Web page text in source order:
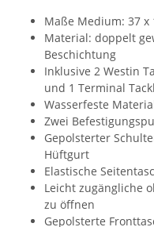
Maße Medium: 37 x
Material: doppelt
Beschichtung
Inklusive 2 Westin
und 1 Terminal
Wasserfeste
Zwei
Gepolsterter
Hüftgurt
Elastische
Leicht zugängliche
zu öffnen
Gepolsterte